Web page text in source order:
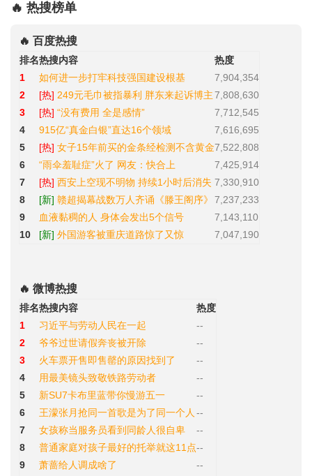
🔥 热搜榜单
🔥 百度热搜
排名热搜内容
热度
1
如何进一步打牢科技强国建设根基
7,904,354
2
[热] 249元毛巾被指暴利 胖东来起诉博主7,808,630
3
[热] “没有费用 全是感情”
7,712,545
4
915亿“真金白银”直达16个领域
7,616,695
5
[热] 女子15年前买的金条经检测不含黄金7,522,808
6
“雨伞羞耻症”火了 网友：快合上
7,425,914
7
[热] 西安上空现不明物 持续1小时后消失 7,330,910
8
[新] 赣超揭幕战数万人齐诵《滕王阁序》
7,237,233
9
血液黏稠的人 身体会发出5个信号
7,143,110
10
[新] 外国游客被重庆道路惊了又惊 7,047,190
🔥 微博热搜
排名热搜内容
热度
1
习近平与劳动人民在一起
--
2
爷爷过世请假奔丧被开除
--
3
火车票开售即售罄的原因找到了
--
4
用最美镜头致敬铁路劳动者
--
5
新SU7卡布里蓝带你慢游五一
--
6
王濛张月抢同一首歌是为了同一个人 --
7
女孩称当服务员看到同龄人很自卑
--
8
普通家庭对孩子最好的托举就这11点--
9
萧蔷给人调成啥了
--